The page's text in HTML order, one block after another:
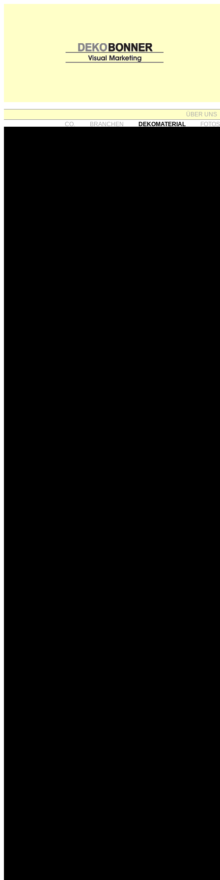
ÜBER UNS
CO.
BRANCHEN DEKOMATERIAL FOTOS